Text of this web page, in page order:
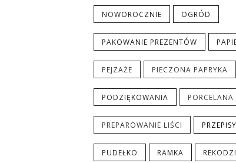
NOWOROCZNIE OGRÓD
PAKOWANIE PREZENTÓW
PEJZAŻE PIECZONA PAPRYKA
PODZIĘKOWANIA PORCELANA
PREPAROWANIE LIŚCI PRZEPISY
PUDEŁKO RAMKA